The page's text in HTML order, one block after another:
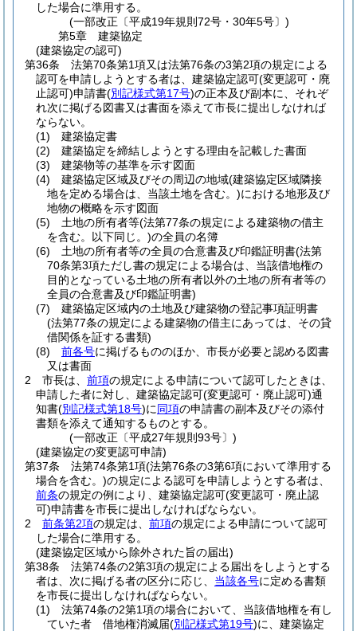
した場合に準用する。
(一部改正〔平成19年規則72号・30年5号〕)
第5章
建築協定
(建築協定の認可)
第36条
法第70条第1項又は法第76条の3第2項の規定による
認可を申請しようとする者は、建築協定認可(変更認可・廃
止認可)申請書(別記様式第17号)の正本及び副本に、それぞ
れ次に掲げる図書又は書面を添えて市長に提出しなければ
ならない。
(1)
建築協定書
(2)
建築協定を締結しようとする理由を記載した書面
(3)
建築物等の基準を示す図面
(4)
建築協定区域及びその周辺の地域(建築協定区域隣接
地を定める場合は、当該土地を含む。)における地形及び
地物の概略を示す図面
(5)
土地の所有者等(法第77条の規定による建築物の借主
を含む。以下同じ。)の全員の名簿
(6)
土地の所有者等の全員の合意書及び印鑑証明書(法第
70条第3項ただし書の規定による場合は、当該借地権の
目的となっている土地の所有者以外の土地の所有者等の
全員の合意書及び印鑑証明書)
(7)
建築協定区域内の土地及び建築物の登記事項証明書
(法第77条の規定による建築物の借主にあっては、その貸
借関係を証する書類)
(8)
前各号に掲げるもののほか、市長が必要と認める図書
又は書面
2
市長は、 前項の規定による申請について認可したときは、
申請した者に対し、建築協定認可(変更認可・廃止認可)通
知書(別記様式第18号)に同項の申請書の副本及びその添付
書類を添えて通知するものとする。
(一部改正〔平成27年規則93号〕)
(建築協定の変更認可申請)
第37条
法第74条第1項(法第76条の3第6項において準用する
場合を含む。)の規定による認可を申請しようとする者は、
前条の規定の例により、建築協定認可(変更認可・廃止認
可)申請書を市長に提出しなければならない。
2
前条第2項の規定は、 前項の規定による申請について認可
した場合に準用する。
(建築協定区域から除外された旨の届出)
第38条
法第74条の2第3項の規定による届出をしようとする
者は、次に掲げる者の区分に応じ、 当該各号に定める書類
を市長に提出しなければならない。
(1)
法第74条の2第1項の場合において、当該借地権を有し
ていた者 借地権消滅届(別記様式第19号)に、建築協定